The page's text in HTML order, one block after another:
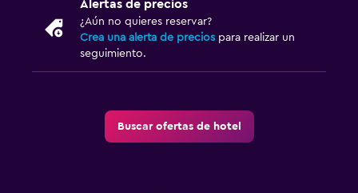
Cama plegable
Enchufe cerca de la cama
Alertas de precios
¿Aún no quieres reservar?
Crea una alerta de precios para realizar un
seguimiento.
Buscar ofertas de hotel